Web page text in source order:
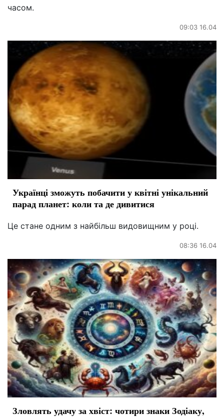
часом.
09:03 16.04
Українці зможуть побачити у квітні унікальний
парад планет: коли та де дивитися
Це стане одним з найбільш видовищним у році.
08:36 16.04
Зловлять удачу за хвіст: чотири знаки Зодіаку,